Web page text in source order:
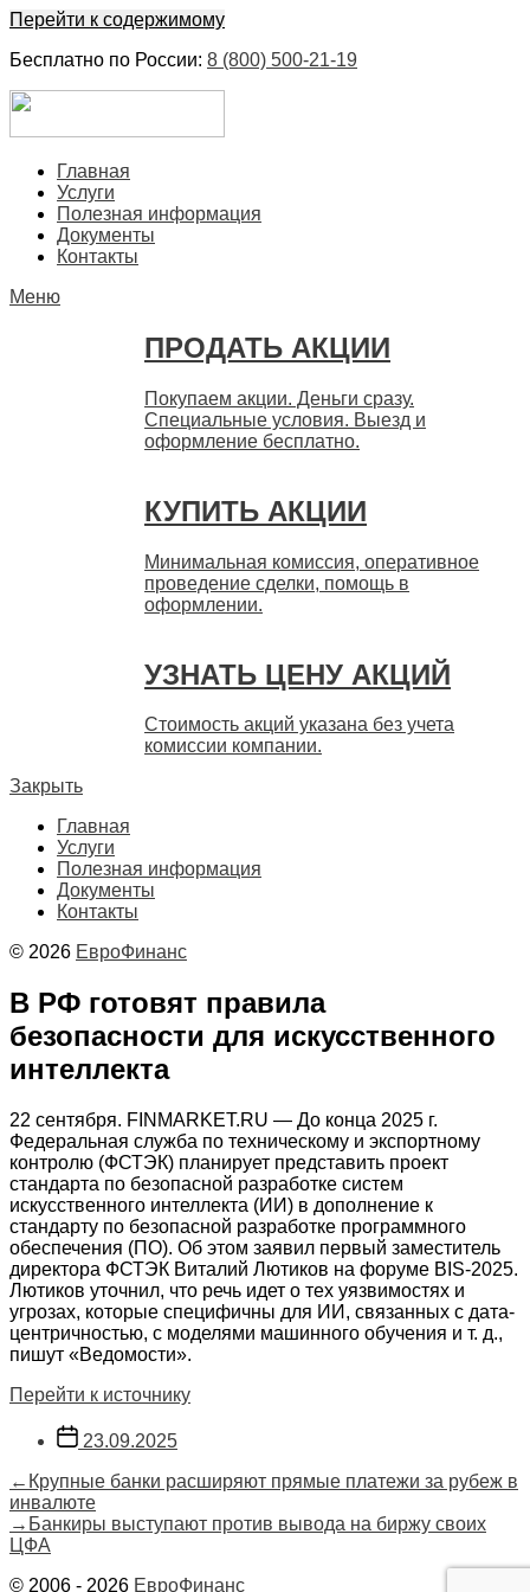
Перейти к содержимому
Бесплатно по России: 8 (800) 500-21-19
БыстроГлавная
Услуги
Полезная информация
Документы
Контакты
Меню
ПРОДАТЬ АКЦИИ
Покупаем акции. Деньги сразу.
Специальные условия. Выезд и
оформление бесплатно.
КУПИТЬ АКЦИИ
Минимальная комиссия, оперативное
проведение сделки, помощь в
оформлении.
УЗНАТЬ ЦЕНУ АКЦИЙ
Стоимость акций указана без учета
комиссии компании.
Закрыть
Главная
Услуги
Полезная информация
Документы
Контакты
© 2026 ЕвроФинанс
В РФ готовят правила
безопасности для искусственного
интеллекта
22 сентября. FINMARKET.RU — До конца 2025 г.
Федеральная служба по техническому и экспортному
контролю (ФСТЭК) планирует представить проект
стандарта по безопасной разработке систем
искусственного интеллекта (ИИ) в дополнение к
стандарту по безопасной разработке программного
обеспечения (ПО). Об этом заявил первый заместитель
директора ФСТЭК Виталий Лютиков на форуме BIS-2025.
Лютиков уточнил, что речь идет о тех уязвимостях и
угрозах, которые специфичны для ИИ, связанных с дата-
центричностью, с моделями машинного обучения и т. д.,
пишут «Ведомости».
Перейти к источнику
Дата
записи
23.09.2025
Навигация
по
записям
← Предыдущая
запись:
Крупные банки расширяют прямые платежи за рубеж в
инвалюте
→ Следующая
запись:
Банкиры выступают против вывода на биржу своих
ЦФА
© 2006 - 2026 ЕвроФинанс